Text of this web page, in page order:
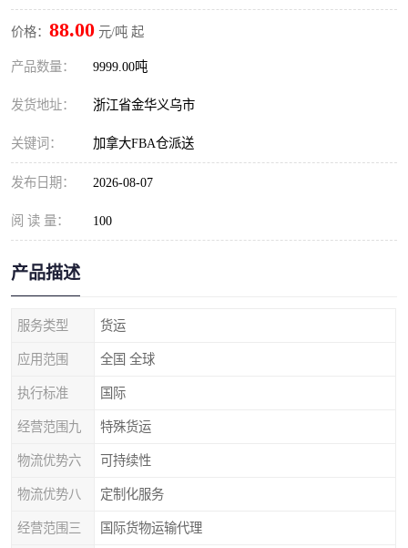
价格： 88.00 元/吨 起
产品数量： 9999.00吨
发货地址： 浙江省金华义乌市
关键词： 加拿大FBA仓派送
发布日期： 2026-08-07
阅 读 量： 100
产品描述
服务类型 货运
应用范围 全国 全球
执行标准 国际
经营范围九 特殊货运
物流优势六 可持续性
物流优势八 定制化服务
经营范围三 国际货物运输代理